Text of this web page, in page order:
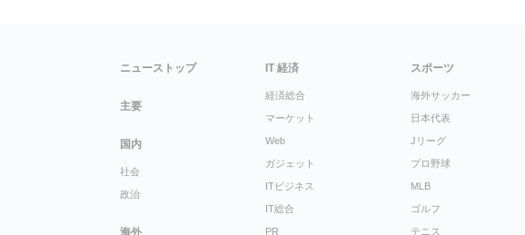
ニューストップ
主要
国内
社会
政治
海外
IT 経済
経済総合
マーケット
Web
ガジェット
ITビジネス
IT総合
PR
スポーツ
海外サッカー
日本代表
Jリーグ
プロ野球
MLB
ゴルフ
テニス